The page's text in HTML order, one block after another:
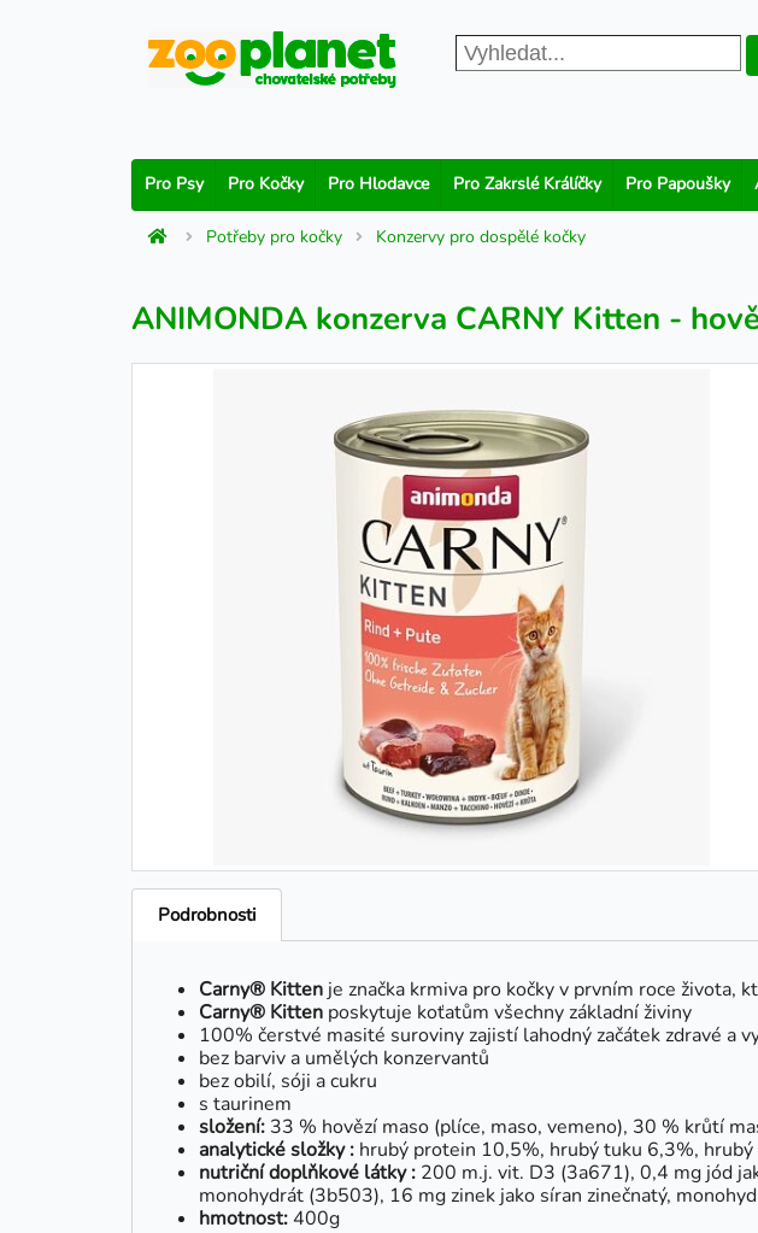
Pro Psy Pro Kočky Pro Hlodavce Pro Zakrslé Králíčky Pro Papoušky
Potřeby pro kočky Konzervy pro dospělé kočky
ANIMONDA konzerva CARNY Kitten -
Podrobnosti
Carny® Kittenje značka krmiva pro kočky v prvním roce života,
Carny® Kittenposkytuje koťatům všechny základní živiny
100% čerstvé masité suroviny zajistí lahodný začátek zdravé a
bez barviv a umělých konzervantů
bez obilí, sóji a cukru
s taurinem
složení:33 % hovězí maso (plíce, maso, vemeno), 30 % krůtí
analytické složky :hrubý protein 10,5%, hrubý tuku 6,3%,
nutriční doplňkové látky : 200 m.j. vit. D3 (3a671), 0,4 mg jód
monohydrát (3b503), 16 mg zinek jako síran zinečnatý,
hmotnost:400g